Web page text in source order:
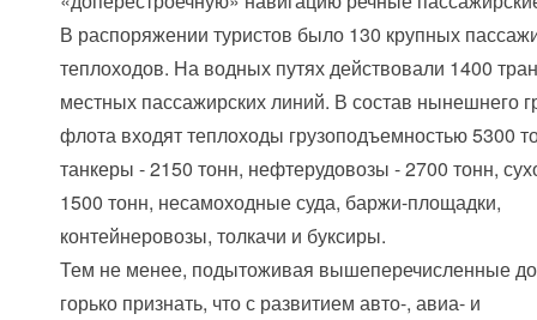
В распоряжении туристов было 130 крупных
теплоходов. На водных путях действовали 1400
местных пассажирских линий. В состав нынешнего
флота входят теплоходы грузоподъемностью 5300
танкеры - 2150 тонн, нефтерудовозы - 2700 тонн,
1500 тонн, несамоходные суда, баржи-площадки,
контейнеровозы, толкачи и буксиры.
Тем не менее, подытоживая вышеперечисленные
горько признать, что с развитием авто-, авиа- и